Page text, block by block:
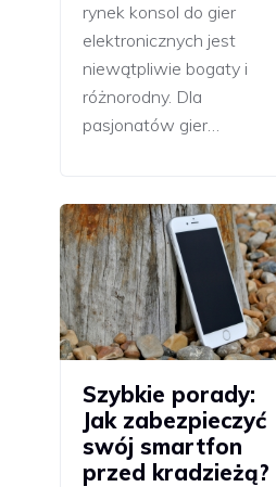
rynek konsol do gier
elektronicznych jest
niewątpliwie bogaty i
różnorodny. Dla
pasjonatów gier…
Szybkie porady:
Jak zabezpieczyć
swój smartfon
przed kradzieżą?